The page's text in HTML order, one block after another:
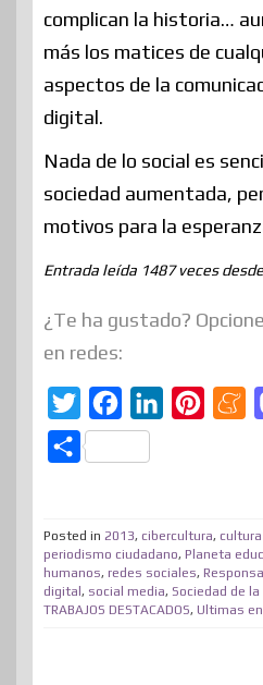
complican la historia…
más los matices de
aspectos de la
digital.
Nada de lo social es
sociedad aumentada,
motivos para la
Entrada leída 1487 veces
¿Te ha gustado?
en redes:
w
t
e
r
a
c
b
o
o
e
d
I
e
r
e
M
a
m
e
C
p
a
r
Posted in 2013, cibercultura, cultura
periodismo ciudadano, Planeta
humanos, redes sociales,
digital, social media, Sociedad de
TRABAJOS DESTACADOS, Ultimas